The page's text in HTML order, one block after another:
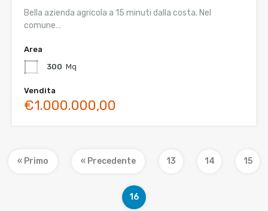
Bella azienda agricola a 15 minuti dalla costa. Nel
comune…
Area
300 Mq
Vendita
€1.000.000,00
« Primo « Precedente 13 14 15
16